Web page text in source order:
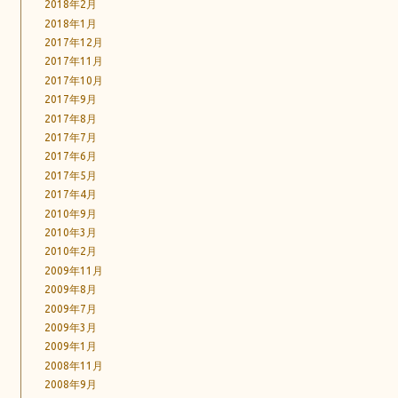
2018年2月
2018年1月
2017年12月
2017年11月
2017年10月
2017年9月
2017年8月
2017年7月
2017年6月
2017年5月
2017年4月
2010年9月
2010年3月
2010年2月
2009年11月
2009年8月
2009年7月
2009年3月
2009年1月
2008年11月
2008年9月